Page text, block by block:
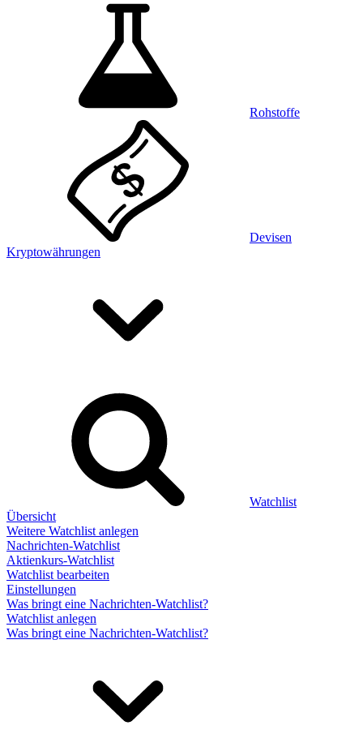
Rohstoffe
Devisen
Kryptowährungen
Watchlist
Übersicht
Weitere Watchlist anlegen
Nachrichten-Watchlist
Aktienkurs-Watchlist
Watchlist bearbeiten
Einstellungen
Was bringt eine Nachrichten-Watchlist?
Watchlist anlegen
Was bringt eine Nachrichten-Watchlist?